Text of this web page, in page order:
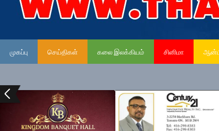
முகப்பு செய்திகள் கலை இலக்கியம் சினிமா